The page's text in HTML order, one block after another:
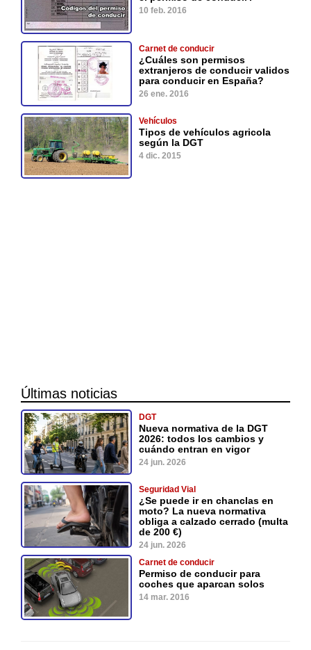
10 feb. 2016
Carnet de conducir
¿Cuáles son permisos
extranjeros de conducir validos
para conducir en España?
26 ene. 2016
Vehículos
Tipos de vehículos agricola
según la DGT
4 dic. 2015
Últimas noticias
DGT
Nueva normativa de la DGT
2026: todos los cambios y
cuándo entran en vigor
24 jun. 2026
Seguridad Vial
¿Se puede ir en chanclas en
moto? La nueva normativa
obliga a calzado cerrado (multa
de 200 €)
24 jun. 2026
Carnet de conducir
Permiso de conducir para
coches que aparcan solos
14 mar. 2016